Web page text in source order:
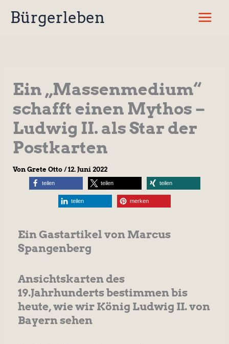
InhaltBürgerleben
Ein „Massenmedium“
schafft einen Mythos –
Ludwig II. als Star der
Postkarten
Von Grete Otto /12. Juni 2022
teilen teilen teilen
teilen merken
Ein Gastartikel von Marcus
Spangenberg
Ansichtskarten des
19.Jahrhunderts bestimmen bis
heute, wie wir König Ludwig II. von
Bayern sehen